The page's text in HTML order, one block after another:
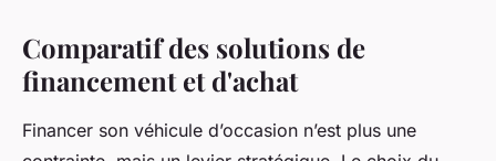
Comparatif des solutions de
financement et d'achat
Financer son véhicule d’occasion n’est plus une